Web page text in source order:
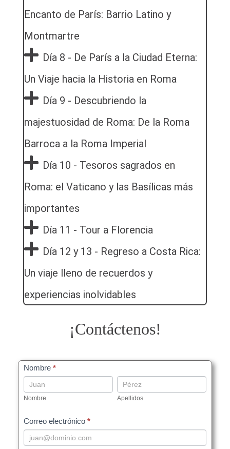
Encanto de París: Barrio Latino y
Montmartre
Día 8 - De París a la Ciudad Eterna:
Un Viaje hacia la Historia en Roma
Día 9 - Descubriendo la
majestuosidad de Roma: De la Roma
Barroca a la Roma Imperial
Día 10 - Tesoros sagrados en
Roma: el Vaticano y las Basílicas más
importantes
Día 11 - Tour a Florencia
Día 12 y 13 - Regreso a Costa Rica:
Un viaje lleno de recuerdos y
experiencias inolvidables
¡Contáctenos!
Capitales
Europeas
Nombre *
Nombre
Nombre
Apellidos
Apellidos
Correo electrónico *